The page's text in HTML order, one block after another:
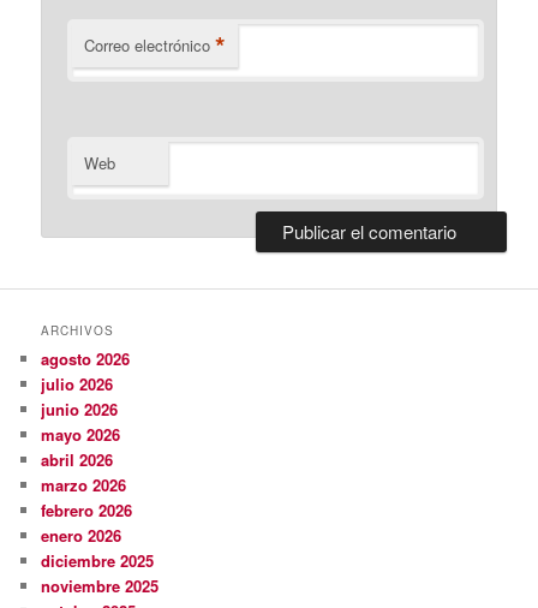
Correo electrónico *
Web
ARCHIVOS
agosto 2026
julio 2026
junio 2026
mayo 2026
abril 2026
marzo 2026
febrero 2026
enero 2026
diciembre 2025
noviembre 2025